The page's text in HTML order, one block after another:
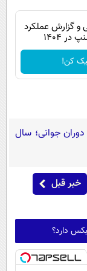
و گزارش عملکرد
در ۱۴۰۴
کن!
جوانی؛ سال
خبر قبل
دارد؟